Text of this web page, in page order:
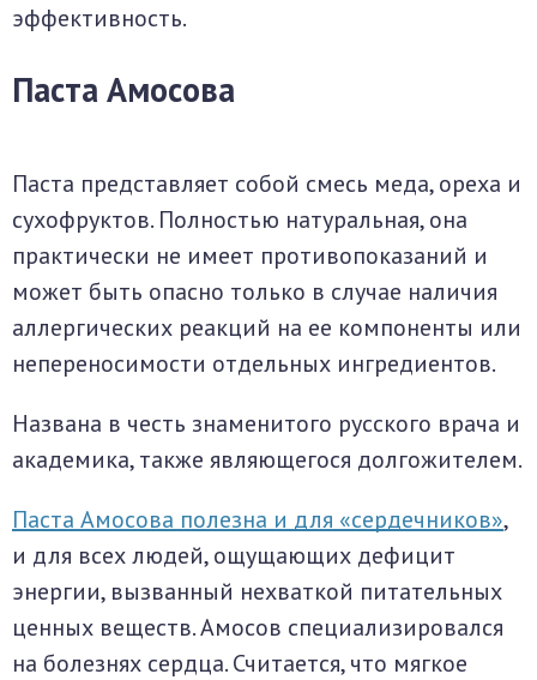
эффективность.
Паста Амосова
Паста представляет собой смесь меда, ореха и
сухофруктов. Полностью натуральная, она
практически не имеет противопоказаний и
может быть опасно только в случае наличия
аллергических реакций на ее компоненты или
непереносимости отдельных ингредиентов.
Названа в честь знаменитого русского врача и
академика, также являющегося долгожителем.
Паста Амосова полезна и для «сердечников»,
и для всех людей, ощущающих дефицит
энергии, вызванный нехваткой питательных
ценных веществ. Амосов специализировался
на болезнях сердца. Считается, что мягкое